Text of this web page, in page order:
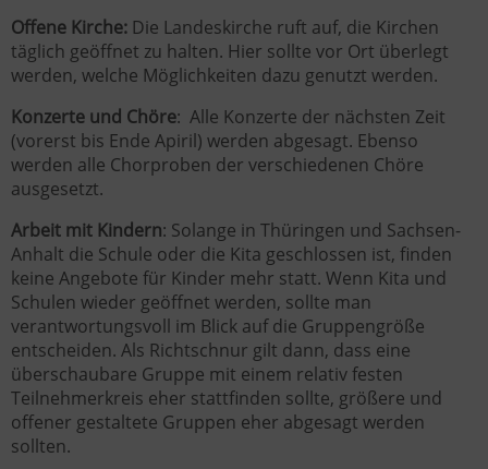
Offene Kirche: Die Landeskirche ruft auf, die Kirchen
täglich geöffnet zu halten. Hier sollte vor Ort überlegt
werden, welche Möglichkeiten dazu genutzt werden.
Konzerte und Chöre: Alle Konzerte der nächsten Zeit
(vorerst bis Ende Apiril) werden abgesagt. Ebenso
werden alle Chorproben der verschiedenen Chöre
ausgesetzt.
Arbeit mit Kindern: Solange in Thüringen und Sachsen-
Anhalt die Schule oder die Kita geschlossen ist, finden
keine Angebote für Kinder mehr statt. Wenn Kita und
Schulen wieder geöffnet werden, sollte man
verantwortungsvoll im Blick auf die Gruppengröße
entscheiden. Als Richtschnur gilt dann, dass eine
überschaubare Gruppe mit einem relativ festen
Teilnehmerkreis eher stattfinden sollte, größere und
offener gestaltete Gruppen eher abgesagt werden
sollten.